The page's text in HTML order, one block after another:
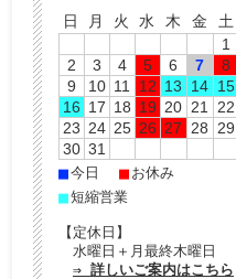
日
月 火 水 木 金
土
1
2
3 4 5 6 7
8
9
10 11 12 13 14 15
16 17 18 19 20 21
22
23 24 25 26 27 28
29
30 31
■今日 ■ お休み
■短縮営業
【定休日】
水曜日＋月最終木曜日
⇒ 詳しいご案内はこちら